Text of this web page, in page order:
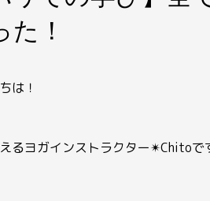
た！
は！
るヨガインストラクター✴︎Chitoで